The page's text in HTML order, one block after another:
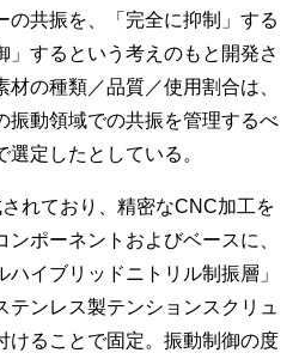
の共振を、「完全に抑制」する
」するという考えのもと開発さ
の種類／品質／使用割合は、
振動領域での共振を管理するべ
定したとしている。
れており、精密なCNC加工を
ポーネントおよびベースに、
イブリッドニトリル制振層」
テンレス製テンションスクリュ
けることで固定。振動制御の度